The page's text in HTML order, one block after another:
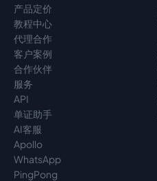
产品定价
教程中心
代理合作
客户案例
合作伙伴
服务
API
单证助手
AI客服
Apollo
WhatsApp
PingPong